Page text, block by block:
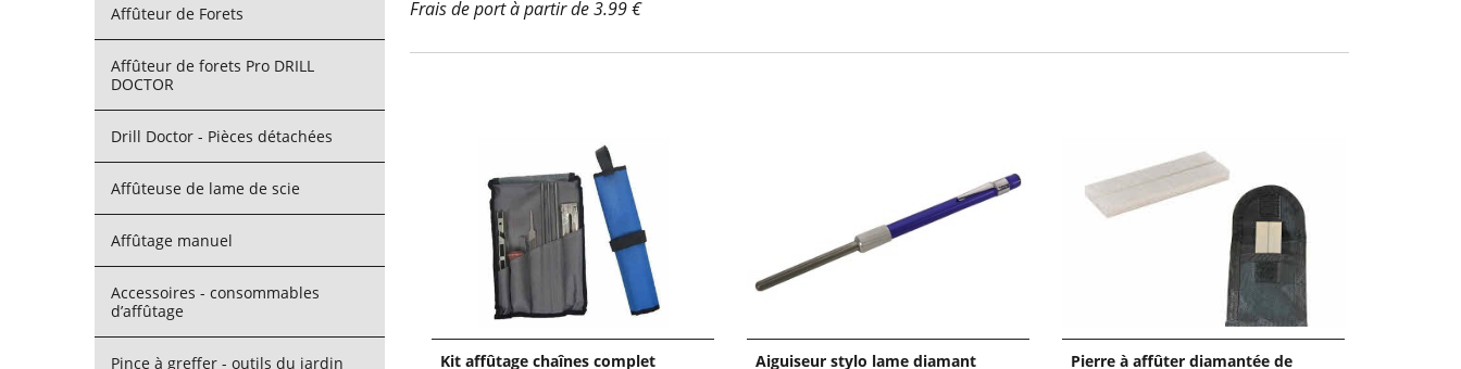
Affûteur de Forets
Affûteur de forets Pro DRILL
DOCTOR
Drill Doctor - Pièces détachées
Affûteuse de lame de scie
Affûtage manuel
Accessoires - consommables
d’affûtage
Pince à greffer - outils du jardin
Frais de port à partir de 3.99 €
Kit affûtage chaînes complet Aiguiseur stylo lame diamant
Pierre à affûter diamantée de